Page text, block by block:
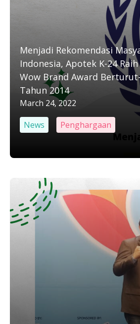
Menjadi Rekomendasi
Indonesia, Apotek K-24
Wow Brand Award
Tahun 2014
March 24, 2022
News
Penghargaan